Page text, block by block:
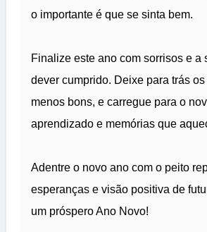
o importante é que se sinta bem.
Finalize este ano com sorrisos e a
dever cumprido. Deixe para trás
menos bons, e carregue para o
aprendizado e memórias que
Adentre o novo ano com o peito
esperanças e visão positiva de
um próspero Ano Novo!